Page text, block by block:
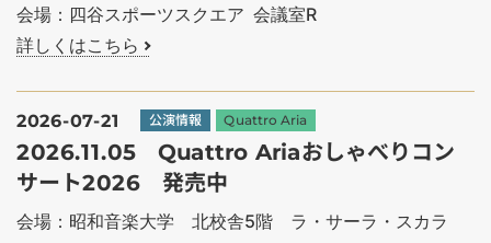
会場：四谷スポーツスクエア 会議室R
詳しくはこちら
2026-07-21 公演情報 Quattro Aria
2026.11.05 Quattro Ariaおしゃべりコン
サート2026 発売中
会場：昭和音楽大学 北校舎5階 ラ・サーラ・スカラ